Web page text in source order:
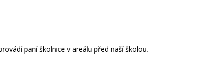
paní školnice v areálu před naší školou.